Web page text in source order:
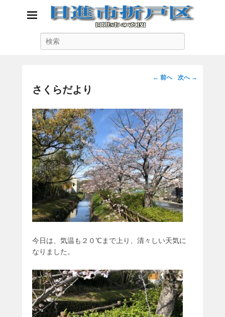
日進市折戸区
投
ビ
ゲ
ー
シ
ョ
ン
← 前へ 次へ →
さくらだより
今日は、気温も２０℃まで上り、清々しい天気に
なりました。